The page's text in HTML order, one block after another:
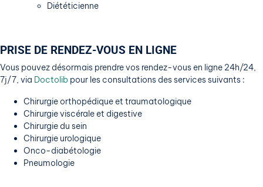
Diététicienne
PRISE DE RENDEZ-VOUS EN LIGNE
Vous pouvez désormais prendre vos rendez-vous en ligne 24h/24,
7j/7, via Doctolib pour les consultations des services suivants :
Chirurgie orthopédique et traumatologique
Chirurgie viscérale et digestive
Chirurgie du sein
Chirurgie urologique
Onco-diabétologie
Pneumologie